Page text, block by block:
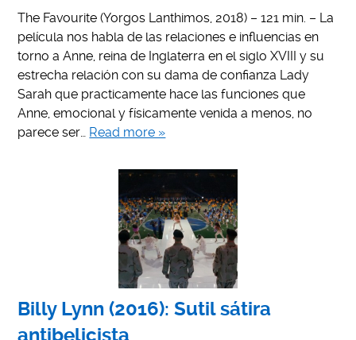
The Favourite (Yorgos Lanthimos, 2018) – 121 min. – La
película nos habla de las relaciones e influencias en
torno a Anne, reina de Inglaterra en el siglo XVIII y su
estrecha relación con su dama de confianza Lady
Sarah que practicamente hace las funciones que
Anne, emocional y físicamente venida a menos, no
parece ser… Read more »
Billy Lynn (2016): Sutil sátira
antibelicista